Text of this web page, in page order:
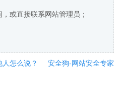
或直接联系网站管理员；
人怎么说？ 安全狗-网站安全专家